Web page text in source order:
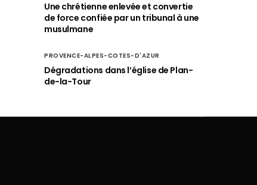
Une chrétienne enlevée et convertie
de force confiée par un tribunal à une
musulmane
PROVENCE-ALPES-COTES-D'AZUR
Dégradations dans l’église de Plan-
de-la-Tour